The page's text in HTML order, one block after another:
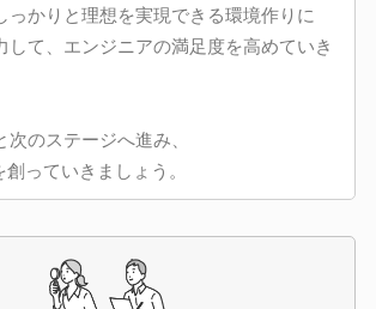
っかりと理想を実現できる環境作りに
して、エンジニアの満足度を高めていき
のステージへ進み、
っていきましょう。